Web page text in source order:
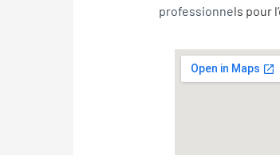
professionnels pour l’